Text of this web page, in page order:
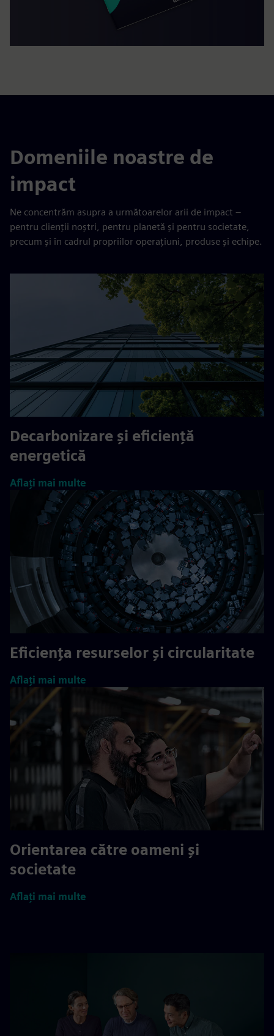
Domeniile noastre de
impact
Ne concentrăm asupra a următoarelor arii de impact –
pentru clienții noștri, pentru planetă și pentru societate,
precum și în cadrul propriilor operațiuni, produse și echipe.
Decarbonizare și eficiență
energetică
Aflați mai multe
Eficiența resurselor și circularitate
Aflați mai multe
Orientarea către oameni și
societate
Aflați mai multe